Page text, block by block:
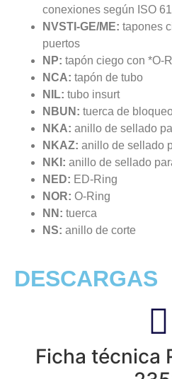
conexiones según ISO
NVSTI-GE/ME: tapones
puertos
NP: tapón ciego con *O-
NCA: tapón de tubo
NIL: tubo insurt
NBUN: tuerca de
NKA: anillo de sellado
NKAZ: anillo de sellado
NKI: anillo de sellado
NED: ED-Ring
NOR: O-Ring
NN: tuerca
NS: anillo de corte
DESCARGAS
Ficha técnica